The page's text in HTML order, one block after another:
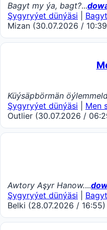
Bagyt my ýa, bagt?...
Şygyryýet dünýäsi
Mizan (30.07.2026 /
Küýsäpbörmän
Şygyryýet dünýäsi
Men
Outlier (30.07.2026 /
Awtory Aşyr Hanow....
Şygyryýet dünýäsi
Belki (28.07.2026 / 16:55)